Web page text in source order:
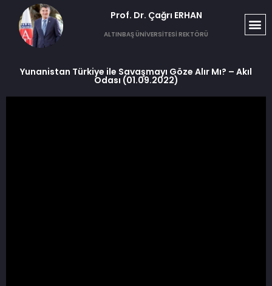
Prof. Dr. Çağrı ERHAN​
ALTINBAŞ ÜNİVERSİTESİ REKTÖRÜ
Yunanistan Türkiye ile Savaşmayı Göze Alır Mı? – Akıl
Odası (01.09.2022)